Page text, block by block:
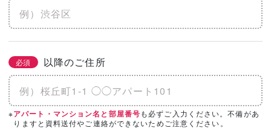
必須 以降のご住所
※アパート・マンション名と部屋番号も必ずご入力ください。不備があ
りますと資料送付やご連絡ができないためご注意ください。